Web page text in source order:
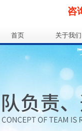
咨
首页 关于我们